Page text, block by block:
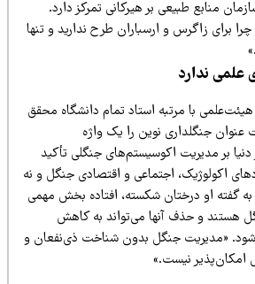
طبیعی بر هیرکانی تمرکز دارد.
و ارسباران طرح ندارید و تنها
ندارد
با مرتبه استاد تمام دانشگاه محقق
جنگلداری نوین را یک واژه
مدیریت اکوسیستم‌های جنگلی تأکید
اجتماعی و اقتصادی جنگل و نه
او درختان شکسته، افتاده بخش مهمی
و حذف آنها می‌تواند به کاهش
جنگل بدون شناخت ذی‌نفعان و
نیست.»